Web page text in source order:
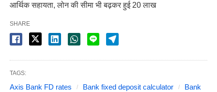
आर्थिक सहायता, लोन की सीमा भी बढ़कर हुई 20 लाख
SHARE
TAGS:
Axis Bank FD rates Bank fixed deposit calculator
Bank